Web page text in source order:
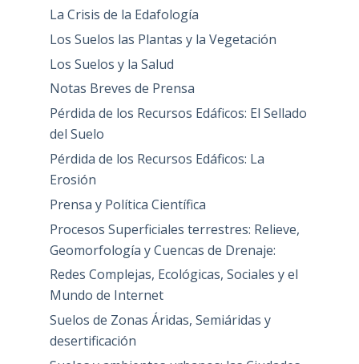
La Crisis de la Edafología
Los Suelos las Plantas y la Vegetación
Los Suelos y la Salud
Notas Breves de Prensa
Pérdida de los Recursos Edáficos: El Sellado
del Suelo
Pérdida de los Recursos Edáficos: La
Erosión
Prensa y Política Científica
Procesos Superficiales terrestres: Relieve,
Geomorfología y Cuencas de Drenaje:
Redes Complejas, Ecológicas, Sociales y el
Mundo de Internet
Suelos de Zonas Áridas, Semiáridas y
desertificación